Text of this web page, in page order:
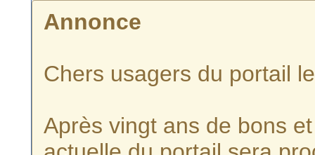
Annonce
Chers usagers du portail
Après vingt ans de bons